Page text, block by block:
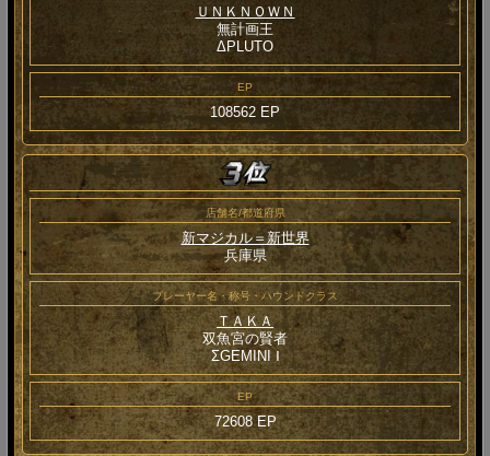
ＵＮＫＮＯＷＮ
無計画王
ΔPLUTO
EP
108562 EP
店舗名/都道府県
新マジカル＝新世界
兵庫県
プレーヤー名・称号・ハウンドクラス
ＴＡＫＡ
双魚宮の賢者
ΣGEMINI Ⅰ
EP
72608 EP